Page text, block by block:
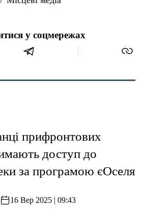
у соцмережах
прифронтових
доступ до
за програмою єОселя
16 Вер 2025 | 09:43